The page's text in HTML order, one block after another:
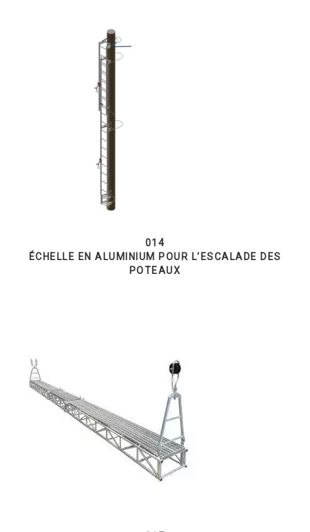
014
ÉCHELLE EN ALUMINIUM POUR L’ESCALADE DES
POTEAUX